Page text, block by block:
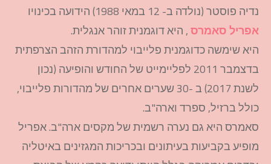
נדיה פוסטר (נולדה ב- 12 במאי 1988) הידועה בכינויו
אפריל סאמרס, היא דוגמנית זוהר אנגלית.
היא שימשה כדוגמנית פלייבוי למהדורת הזהב הצרפתית
בדצמבר 2011 לפליימייט של החודש והופיעה (נכון
לשנת 2017) ב -30 שערים אחרים של מהדורות פלייבוי,
כולל ברזיל, ספרד וארה"ב.
סאמרס היא גם נערה רשמית של מקסים ארה"ב. אפריל
מופיע בקביעות בעיתונים ובכריכות המגזינים באיטליה